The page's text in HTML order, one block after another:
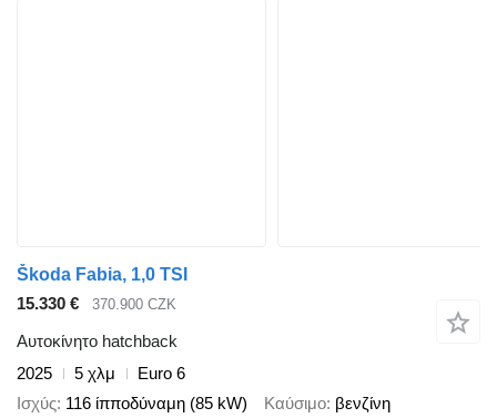
Škoda Fabia, 1,0 TSI
15.330 €
370.900 CZK
Αυτοκίνητο hatchback
2025
5 χλμ
Euro 6
Ισχύς 116 ίπποδύναμη (85 kW) Καύσιμο βενζίνη